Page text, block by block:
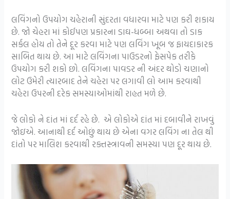
લવિંગનો ઉપયોગ ચહેરાની સુંદરતા વધારવા માટે પણ કરી શકાય
છે. જો ચેહરા માં કોઈપણ પ્રકારના ડાઘ-ધબ્બા અથવા તો ડાક
સર્કલ હોય તો તેને દૂર કરવા માટે પણ લવિંગ ખૂબ જ ફાયદાકારક
સાબિત થાય છે. આ માટે લવિંગના પાઉડરનો ફેસપેક તરીકે
ઉપયોગ કરી શકો છો. લવિંગના પાવડર ની અંદર થોડો ચણાનો
લોટ ઉમેરી ત્યારબાદ તેને ચહેરા પર લગાવી લો આમ કરવાથી
ચહેરા ઉપરની દરેક સમસ્યાઓમાંથી રાહત મળે છે.
જે લોકો ને દાંત માં દર્દ રહે છે. એ લોકોએ દાંત માં દબાવીને રાખવું
જોઇએ. આનાથી દર્દ ઓછું થાય છે એના વગર લવિંગ ના તેલ થી
દાંતો પર માલિશ કરવાથી રક્તસ્ત્રાવની સમસ્યા પણ દૂર થાય છે.